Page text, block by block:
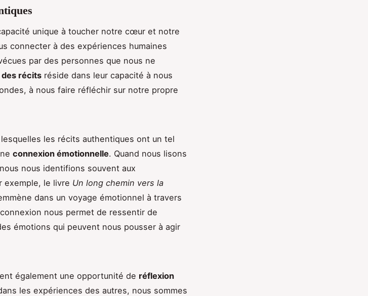
unique à toucher notre cœur et notre
connecter à des expériences humaines
par des personnes que nous ne
des récits réside dans leur capacité à nous
à nous faire réfléchir sur notre propre
les récits authentiques ont un tel
connexion émotionnelle. Quand nous lisons
nous identifions souvent aux
exemple, le livre Un long chemin vers la
dans un voyage émotionnel à travers
nous permet de ressentir de
émotions qui peuvent nous pousser à agir
également une opportunité de réflexion
les expériences des autres, nous sommes